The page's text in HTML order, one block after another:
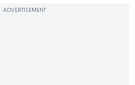
ADVERTISEMENT